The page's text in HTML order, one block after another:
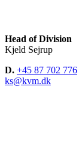
Head of Division
Kjeld Sejrup
D. +45 87 702 776
ks@kvm.dk